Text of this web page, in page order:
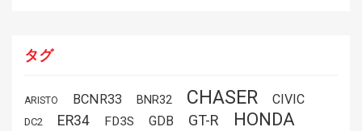
タグ
ARISTO BCNR33 BNR32 CHASER CIVIC
DC2 ER34 FD3S GDB GT-R HONDA